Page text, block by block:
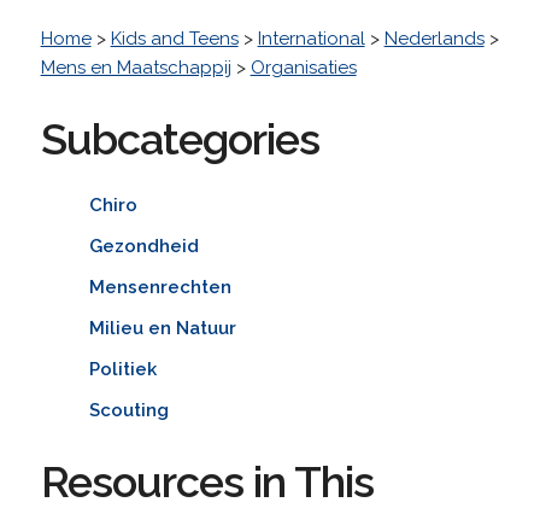
Home> Kids and Teens> International> Nederlands>
Mens en Maatschappij > Organisaties
Subcategories
Chiro
Gezondheid
Mensenrechten
Milieu en Natuur
Politiek
Scouting
Resources in This